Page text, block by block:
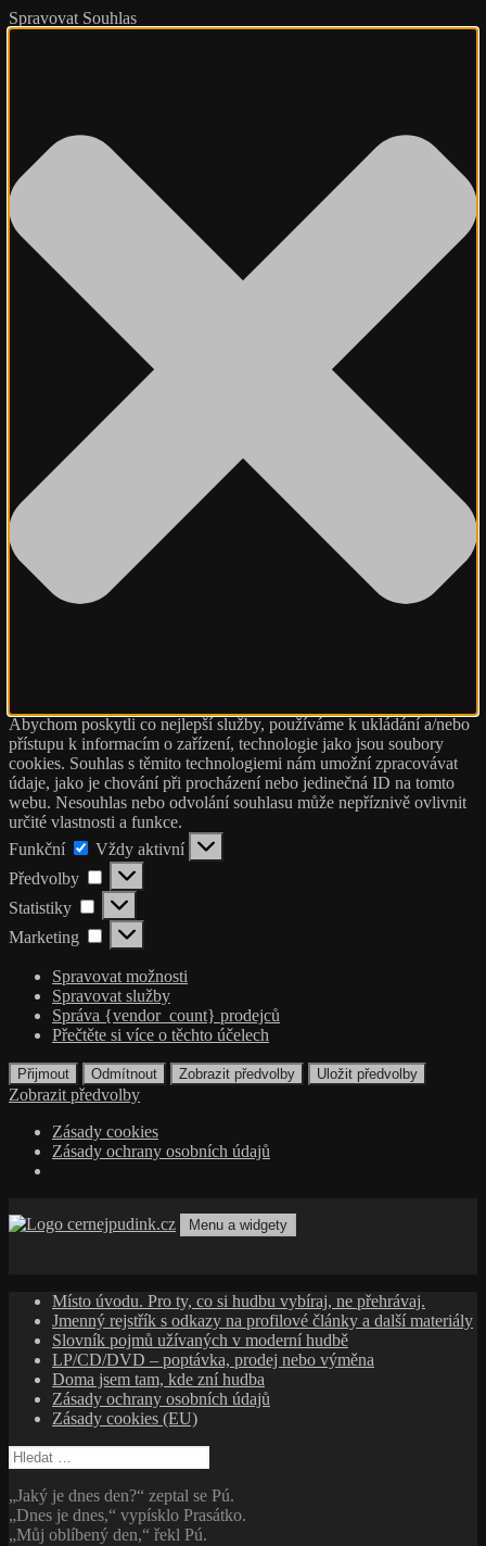
Spravovat Souhlas
Abychom poskytli co nejlepší služby, používáme k ukládání a/nebo
přístupu k informacím o zařízení, technologie jako jsou soubory
cookies. Souhlas s těmito technologiemi nám umožní zpracovávat
údaje, jako je chování při procházení nebo jedinečná ID na tomto
webu. Nesouhlas nebo odvolání souhlasu může nepříznivě ovlivnit
určité vlastnosti a funkce.
Funkční
Funkční
Vždy aktivní
Předvolby
Předvolby
Statistiky Statistiky
Marketing Marketing
Spravovat možnosti
Spravovat služby
Správa {vendor_count} prodejců
Přečtěte si více o těchto účelech
Přijmout Odmítnout Zobrazit předvolby Uložit předvolby
Zobrazit předvolby
Zásady cookies
Zásady ochrany osobních údajů
k
Menu a widgety
Místo úvodu. Pro ty, co si hudbu vybíraj, ne přehrávaj.
Jmenný rejstřík s odkazy na profilové články a další materiály
Slovník pojmů užívaných v moderní hudbě
LP/CD/DVD – poptávka, prodej nebo výměna
Doma jsem tam, kde zní hudba
Zásady ochrany osobních údajů
Zásady cookies (EU)
Vyhledávání
„Jaký je dnes den?“ zeptal se Pú.
„Dnes je dnes,“ vypísklo Prasátko.
„Můj oblíbený den,“ řekl Pú.